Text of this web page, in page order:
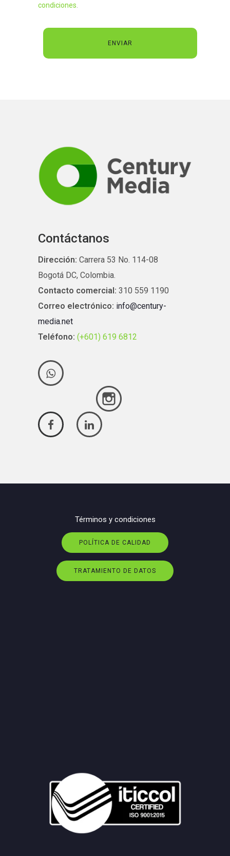
condiciones
Contáctanos
Dirección: Carrera 53 No. 114-08
Bogotá DC, Colombia.
Contacto comercial: 310 559 1190
Correo electrónico: info@century-
media.net
Teléfono: (+601) 619 6812
Términos y condiciones
POLÍTICA DE CALIDAD
TRATAMIENTO DE DATOS